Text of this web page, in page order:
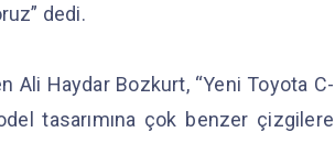
dedi.
Ali Haydar Bozkurt, “Yeni Toyota C-
tasarımına çok benzer çizgilere